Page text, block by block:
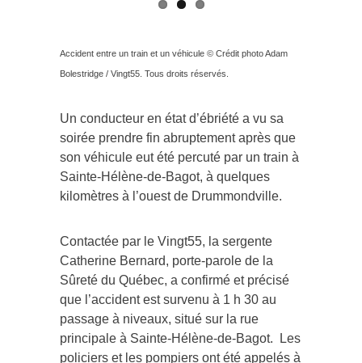
Un conducteur en état d’ébriété a vu sa
soirée prendre fin abruptement après que
son véhicule eut été percuté par un train à
Sainte-Hélène-de-Bagot, à quelques
kilomètres à l’ouest de Drummondville.
Contactée par le Vingt55, la sergente
Catherine Bernard, porte-parole de la
Sûreté du Québec, a confirmé et précisé
que l’accident est survenu à 1 h 30 au
passage à niveaux, situé sur la rue
principale à Sainte-Hélène-de-Bagot. Les
policiers et les pompiers ont été appelés à